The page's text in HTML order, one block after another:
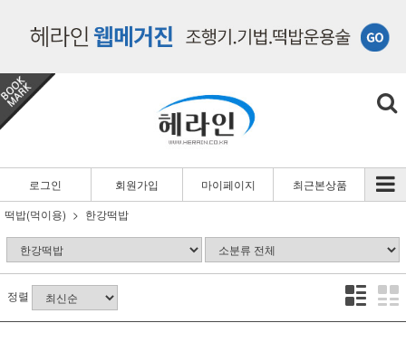
로그인 회원가입 마이페이지
최근본상품
떡밥(먹이용)
한강떡밥
정렬